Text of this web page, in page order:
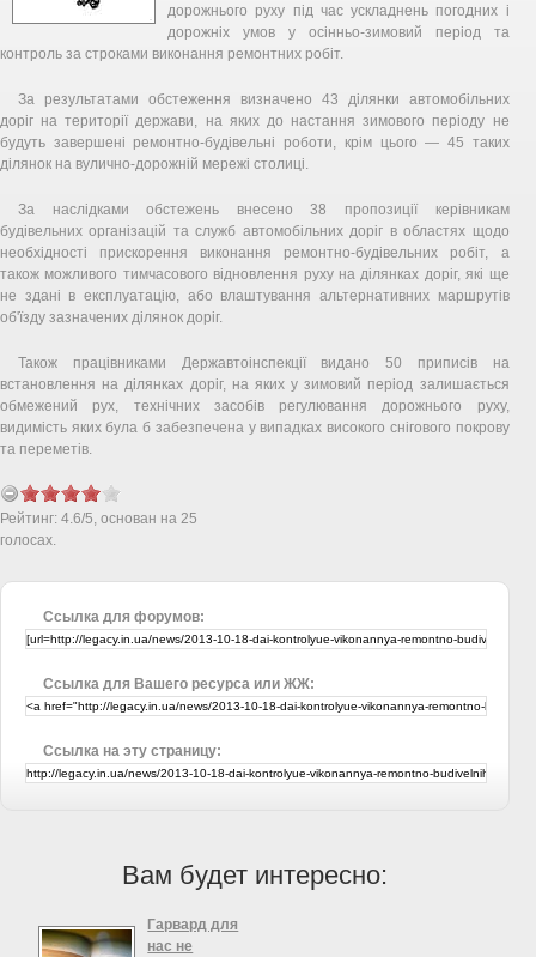
дорожнього руху під час ускладнень погодних і
дорожніх умов у осінньо-зимовий період та
контроль за строками виконання ремонтних робіт.
За результатами обстеження визначено 43 ділянки автомобільних
доріг на території держави, на яких до настання зимового періоду не
будуть завершені ремонтно-будівельні роботи, крім цього — 45 таких
ділянок на вулично-дорожній мережі столиці.
За наслідками обстежень внесено 38 пропозиції керівникам
будівельних організацій та служб автомобільних доріг в областях щодо
необхідності прискорення виконання ремонтно-будівельних робіт, а
також можливого тимчасового відновлення руху на ділянках доріг, які ще
не здані в експлуатацію, або влаштування альтернативних маршрутів
об'їзду зазначених ділянок доріг.
Також працівниками Державтоінспекції видано 50 приписів на
встановлення на ділянках доріг, на яких у зимовий період залишається
обмежений рух, технічних засобів регулювання дорожнього руху,
видимість яких була б забезпечена у випадках високого снігового покрову
та переметів.
Рейтинг: 4.6/5, основан на 25
голосах.
Ссылка для форумов:
Ссылка для Вашего ресурса или ЖЖ:
Ссылка на эту страницу:
Вам будет интересно:
Гарвард для
нас не